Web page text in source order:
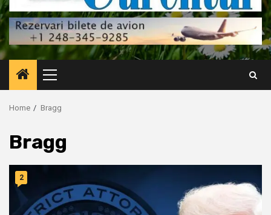
Primary
Menu
Home Bragg
Bragg
2